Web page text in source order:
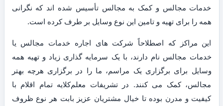
خدمات مجالس و کمک به مجالس تأسیس شده اند که نگرانی
همه را برای تهیه و تامین این نوع وسایل بر طرف کرده است.
این مراکز که اصطلاحاً شرکت های اجاره خدمات مجالس یا
خدمات مجالس نام دارند، با یک سرمایه گذاری زیاد و تهیه همه
وسایل برای برگزاری یک مراسم، ما را در برگزاری هرچه بهتر
مجالس، کمک می کنند. در تشریفات معلم‌کلایه تمام اقلام با
کیفیت و مدرن بوده تا خیال مشتریان عزیز بابت هر نوع ظروف